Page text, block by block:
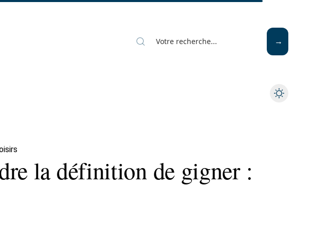
la définition de gigner :